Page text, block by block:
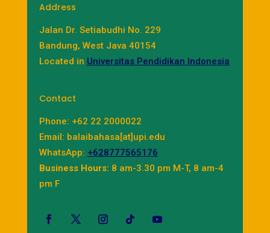
Address
Jalan Dr. Setiabudhi No. 229
Bandung, West Java 40154
Located in Universitas Pendidikan Indonesia
Contact
Phone: +62 22 2000022
Email: balaibahasa[at]upi.edu
WhatsApp: +628777565176
Business Hours: 8 am-3.30 pm M-T, 8 am-4
pm F